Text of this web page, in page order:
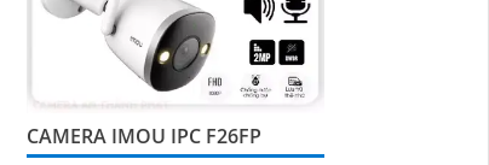
CAMERA IMOU IPC F26FP